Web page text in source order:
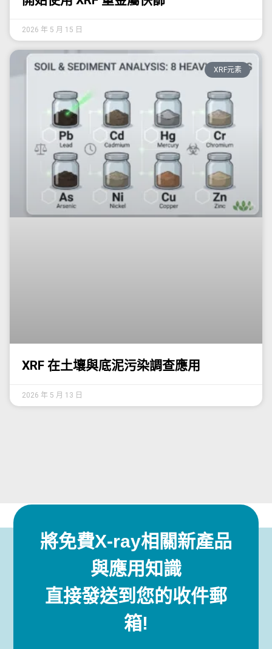
2026 年 5 月 15 日
XRF元素
XRF 在土壤與底泥污染調查應用
2026 年 5 月 13 日
將免費X-ray相關新產品
與應用知識
直接發送到您的收件郵
箱!